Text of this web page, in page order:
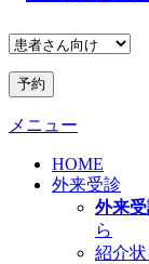
予約
メニュー
HOME
外来受診
外来
ら
紹介